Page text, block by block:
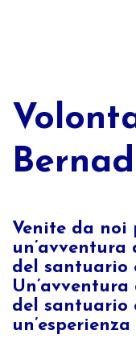
Venite da noi
del santuario
del santuario